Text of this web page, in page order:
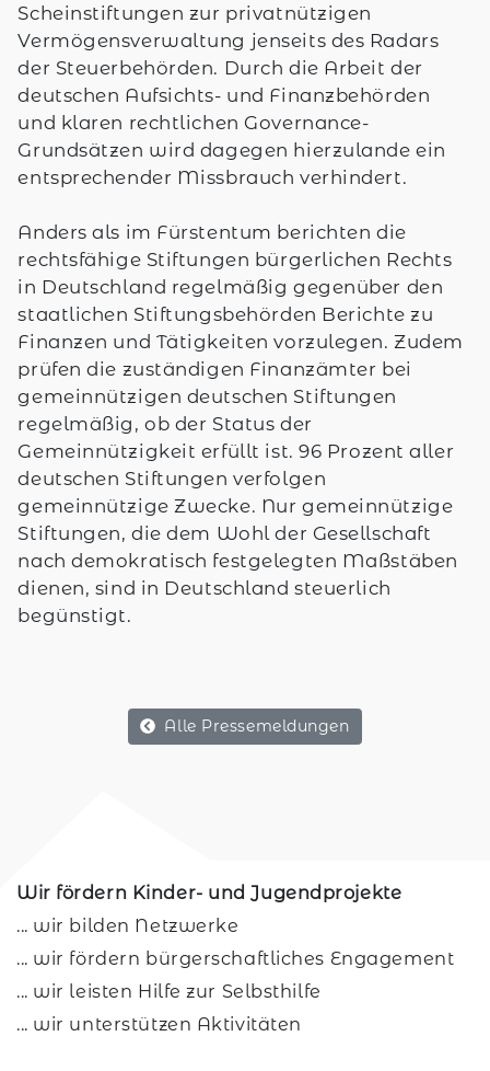
Scheinstiftungen zur privatnützigen
Vermögensverwaltung jenseits des Radars
der Steuerbehörden. Durch die Arbeit der
deutschen Aufsichts- und Finanzbehörden
und klaren rechtlichen Governance-
Grundsätzen wird dagegen hierzulande ein
entsprechender Missbrauch verhindert.
Anders als im Fürstentum berichten die
rechtsfähige Stiftungen bürgerlichen Rechts
in Deutschland regelmäßig gegenüber den
staatlichen Stiftungsbehörden Berichte zu
Finanzen und Tätigkeiten vorzulegen. Zudem
prüfen die zuständigen Finanzämter bei
gemeinnützigen deutschen Stiftungen
regelmäßig, ob der Status der
Gemeinnützigkeit erfüllt ist. 96 Prozent aller
deutschen Stiftungen verfolgen
gemeinnützige Zwecke. Nur gemeinnützige
Stiftungen, die dem Wohl der Gesellschaft
nach demokratisch festgelegten Maßstäben
dienen, sind in Deutschland steuerlich
begünstigt.
Alle Pressemeldungen
Wir fördern Kinder- und Jugendprojekte
... wir bilden Netzwerke
... wir fördern bürgerschaftliches Engagement
... wir leisten Hilfe zur Selbsthilfe
... wir unterstützen Aktivitäten